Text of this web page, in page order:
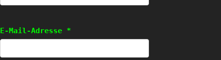
E-Mail-Adresse *